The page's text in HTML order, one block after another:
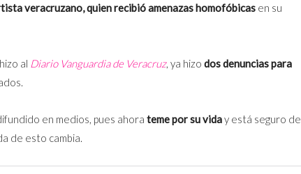
veracruzano, quien recibió amenazas homofóbicas en su
al Diario Vanguardia de Veracruz, ya hizo dos denuncias para
en medios, pues ahora teme por su viday está seguro de
de esto cambia.